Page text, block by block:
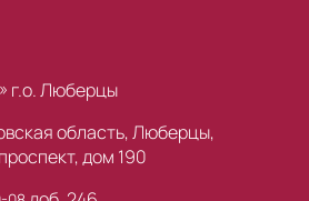
г.о. Люберцы
область, Люберцы,
дом 190